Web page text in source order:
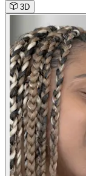
3D